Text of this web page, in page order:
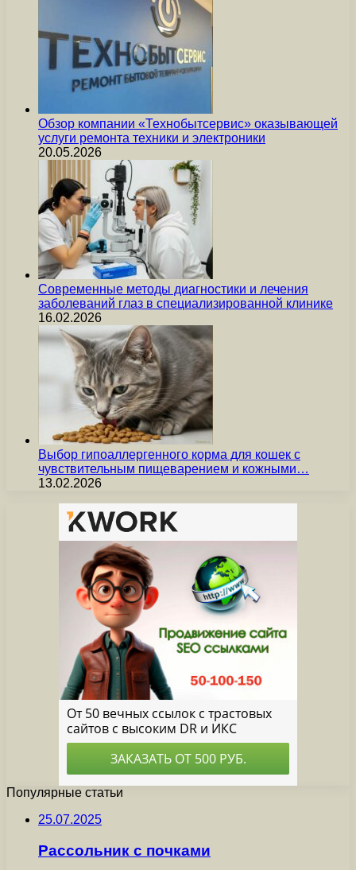
Обзор компании «Технобытсервис» оказывающей
услуги ремонта техники и электроники
20.05.2026
Современные методы диагностики и лечения
заболеваний глаз в специализированной клинике
16.02.2026
Выбор гипоаллергенного корма для кошек с
чувствительным пищеварением и кожными…
13.02.2026
Популярные статьи
25.07.2025
Рассольник с почками